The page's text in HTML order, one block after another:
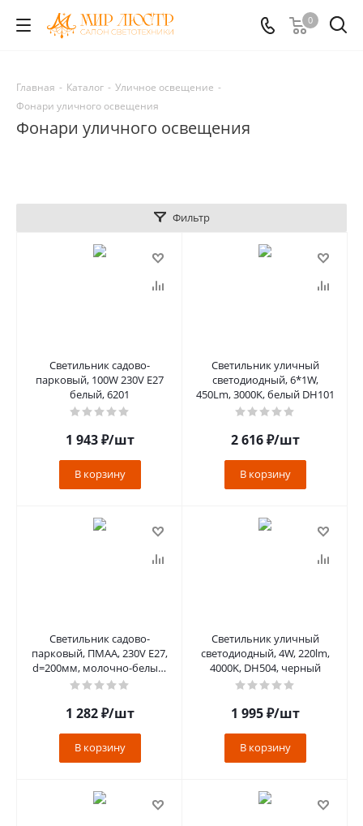
0
Главная - Каталог - Уличное освещение -
Фонари уличного освещения
Фонари уличного освещения
Фильтр
Светильник садово-
парковый, 100W 230V E27
белый, 6201
1 943₽/шт
В корзину
Светильник уличный
светодиодный, 6*1W,
450Lm, 3000K, белый DH101
2 616₽/шт
В корзину
Светильник садово-
парковый, ПМАА, 230V E27,
d=200мм, молочно-белый,
НБУ 01-60-200
1 282₽/шт
В корзину
Светильник уличный
светодиодный, 4W, 220lm,
4000K, DH504, черный
1 995₽/шт
В корзину